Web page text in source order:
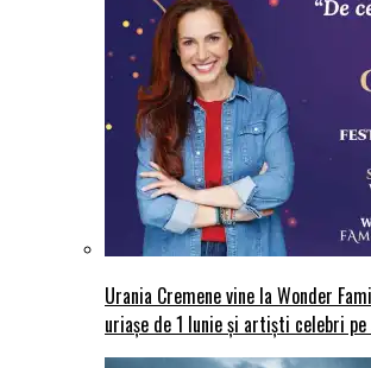
Urania Cremene vine la Wonder
uriașe de 1 Iunie și artiști celebri